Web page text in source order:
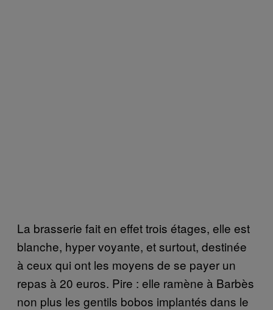
La brasserie fait en effet trois étages, elle est
blanche, hyper voyante, et surtout, destinée
à ceux qui ont les moyens de se payer un
repas à 20 euros. Pire : elle ramène à Barbès
non plus les gentils bobos implantés dans le